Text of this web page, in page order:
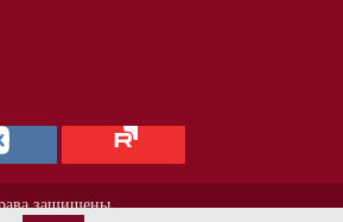
защищены.